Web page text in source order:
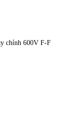
chỉnh 600V F-F